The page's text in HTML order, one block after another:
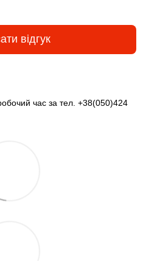
відгук
час за тел. +38(050)424